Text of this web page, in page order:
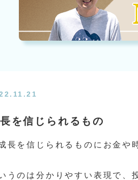
を信じられるもの
成長を信じられるものにお金や
うのは分かりやすい表現で、